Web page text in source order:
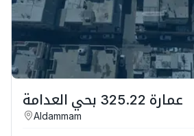
عمارة 325.22 بحي العدامة
Aldammam